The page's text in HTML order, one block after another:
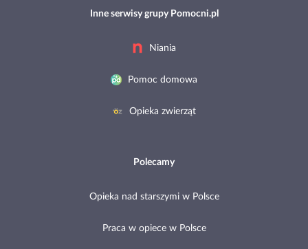
Inne serwisy grupy Pomocni.pl
Niania
Pomoc domowa
Opieka zwierząt
Polecamy
Opieka nad starszymi w Polsce
Praca w opiece w Polsce